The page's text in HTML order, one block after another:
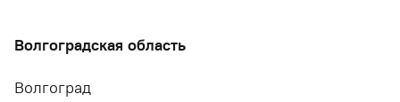
Волгоградская область
Волгоград